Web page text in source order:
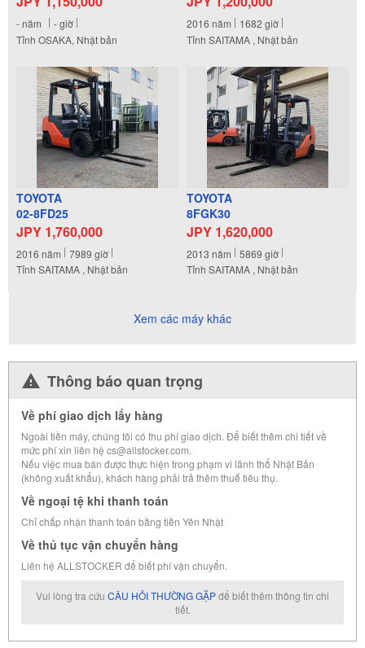
-năm -giờ
Tỉnh OSAKA, Nhật bản
2016 năm 1682 giờ
Tỉnh SAITAMA , Nhật bản
TOYOTA
02-8FD25
JPY 1,760,000
2016 năm 7989 giờ
Tỉnh SAITAMA , Nhật bản
TOYOTA
8FGK30
JPY 1,620,000
2013 năm 5869 giờ
Tỉnh SAITAMA , Nhật bản
Xem các máy khác
Thông báo quan trọng
Về phí giao dịch lấy hàng
Ngoài tiền máy, chúng tôi có thu phí giao dịch. Để biết thêm chi tiết về
mức phí xin liên hệ cs@allstocker.com.
Nếu việc mua bán được thực hiện trong phạm vi lãnh thổ Nhật Bản
(không xuất khẩu), khách hàng phải trả thêm thuế tiêu thụ.
Về ngoại tệ khi thanh toán
Chỉ chấp nhận thanh toán bằng tiền Yên Nhật
Về thủ tục vận chuyển hàng
Liên hệ ALLSTOCKER để biết phí vận chuyển.
Vui lòng tra cứu CÂU HỎI THƯỜNG GẶPđể biết thêm thông tin chi
tiết.